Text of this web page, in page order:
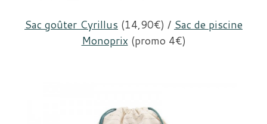
Sac goûter Cyrillus (14,90€) / Sac de piscine
Monoprix (promo 4€)